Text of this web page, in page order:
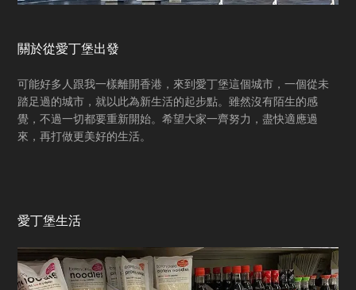
關於從愛丁堡出發
可能好多人跟我一樣離開香港，來到愛丁堡這個城市，一個從未
踏足過的城市，就以此為新生活的起步點。雖然沒有陌生的感
覺，不過一切都要重新開始。希望大家一齊努力，盡快適應過
來，再打做更美好的生活。
愛丁堡生活